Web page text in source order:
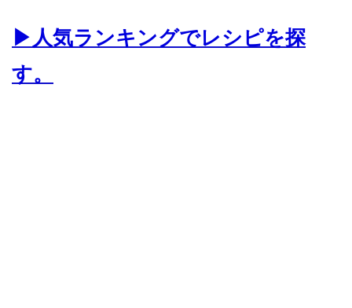
▶人気ランキングでレシピを探
す。